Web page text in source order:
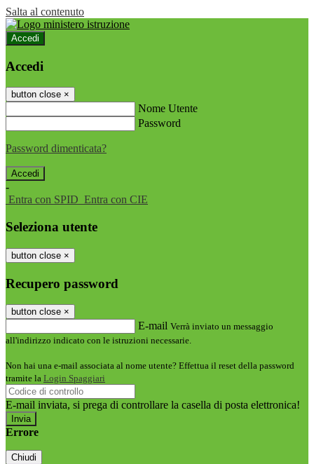
Salta al contenuto
Accedi
Accedi
button close ×
Nome Utente
Password
Password dimenticata?
-
Entra con SPID Entra con CIE
Seleziona utente
button close ×
Recupero password
button close ×
E-mail Verrà inviato un messaggio
all'indirizzo indicato con le istruzioni necessarie.
Non hai una e-mail associata al nome utente? Effettua il reset della password
tramite la Login Spaggiari
E-mail inviata, si prega di controllare la casella di posta elettronica!
Errore
Chiudi